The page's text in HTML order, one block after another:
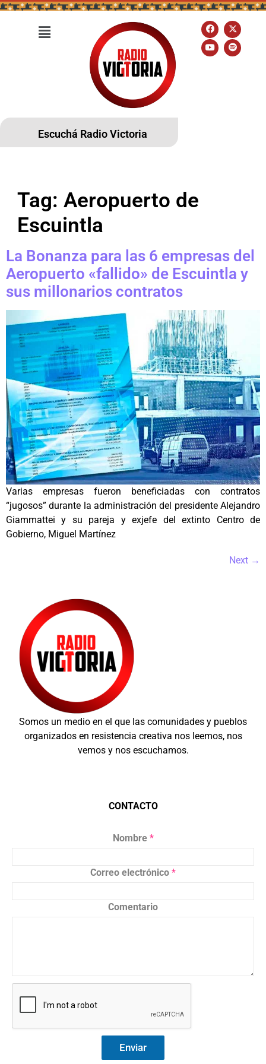
Escuchá Radio Victoria
Tag: Aeropuerto de
Escuintla
La Bonanza para las 6 empresas del
Aeropuerto «fallido» de Escuintla y
sus millonarios contratos
Varias empresas fueron beneficiadas con contratos
“jugosos” durante la administración del presidente Alejandro
Giammattei y su pareja y exjefe del extinto Centro de
Gobierno, Miguel Martínez
Next →
Somos un medio en el que las comunidades y pueblos
organizados en resistencia creativa nos leemos, nos
vemos y nos escuchamos.
CONTACTO
Nombre *
Correo electrónico *
Comentario
Enviar